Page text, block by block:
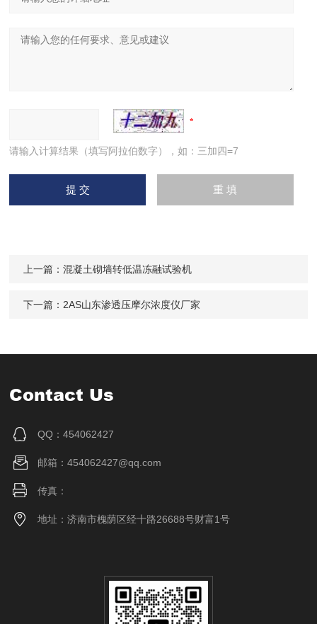
请输入计算结果（填写阿拉伯数字），如：三加四=7
上一篇：混凝土砌墙转低温冻融试验机
下一篇： 2AS山东渗透压摩尔浓度仪厂家
Contact Us
QQ：454062427
邮箱：454062427@qq.com
传真：
地址：济南市槐荫区经十路26688号财富1号